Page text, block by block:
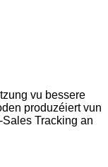
vu bessere
produzéiert vun
Tracking an